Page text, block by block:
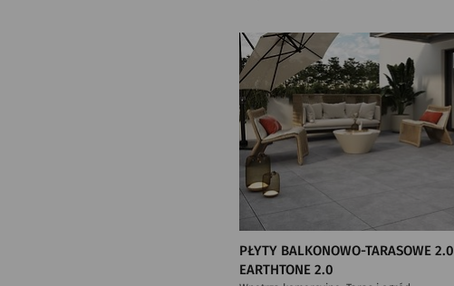
PŁYTY BALKONOWO-TARASOWE 2.0
EARTHTONE 2.0